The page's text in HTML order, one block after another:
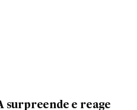
surpreende e reage